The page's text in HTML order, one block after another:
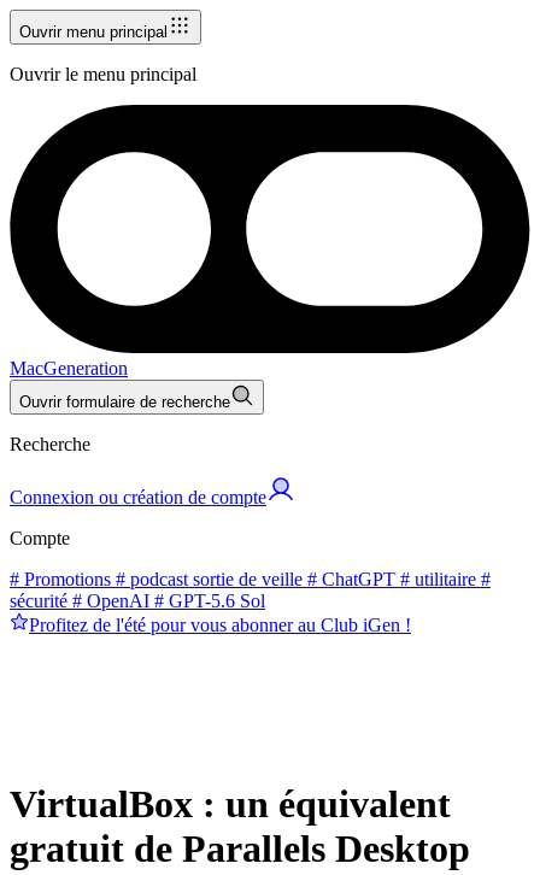
Ouvrir menu principal
Ouvrir le menu principal
MacGeneration
Ouvrir formulaire de recherche
Recherche
Connexion ou création de compte
Compte
# Promotions # podcast sortie de veille # ChatGPT # utilitaire #
sécurité # OpenAI # GPT-5.6 Sol
Profitez de l'été pour vous abonner au Club iGen !
VirtualBox : un équivalent
gratuit de Parallels Desktop